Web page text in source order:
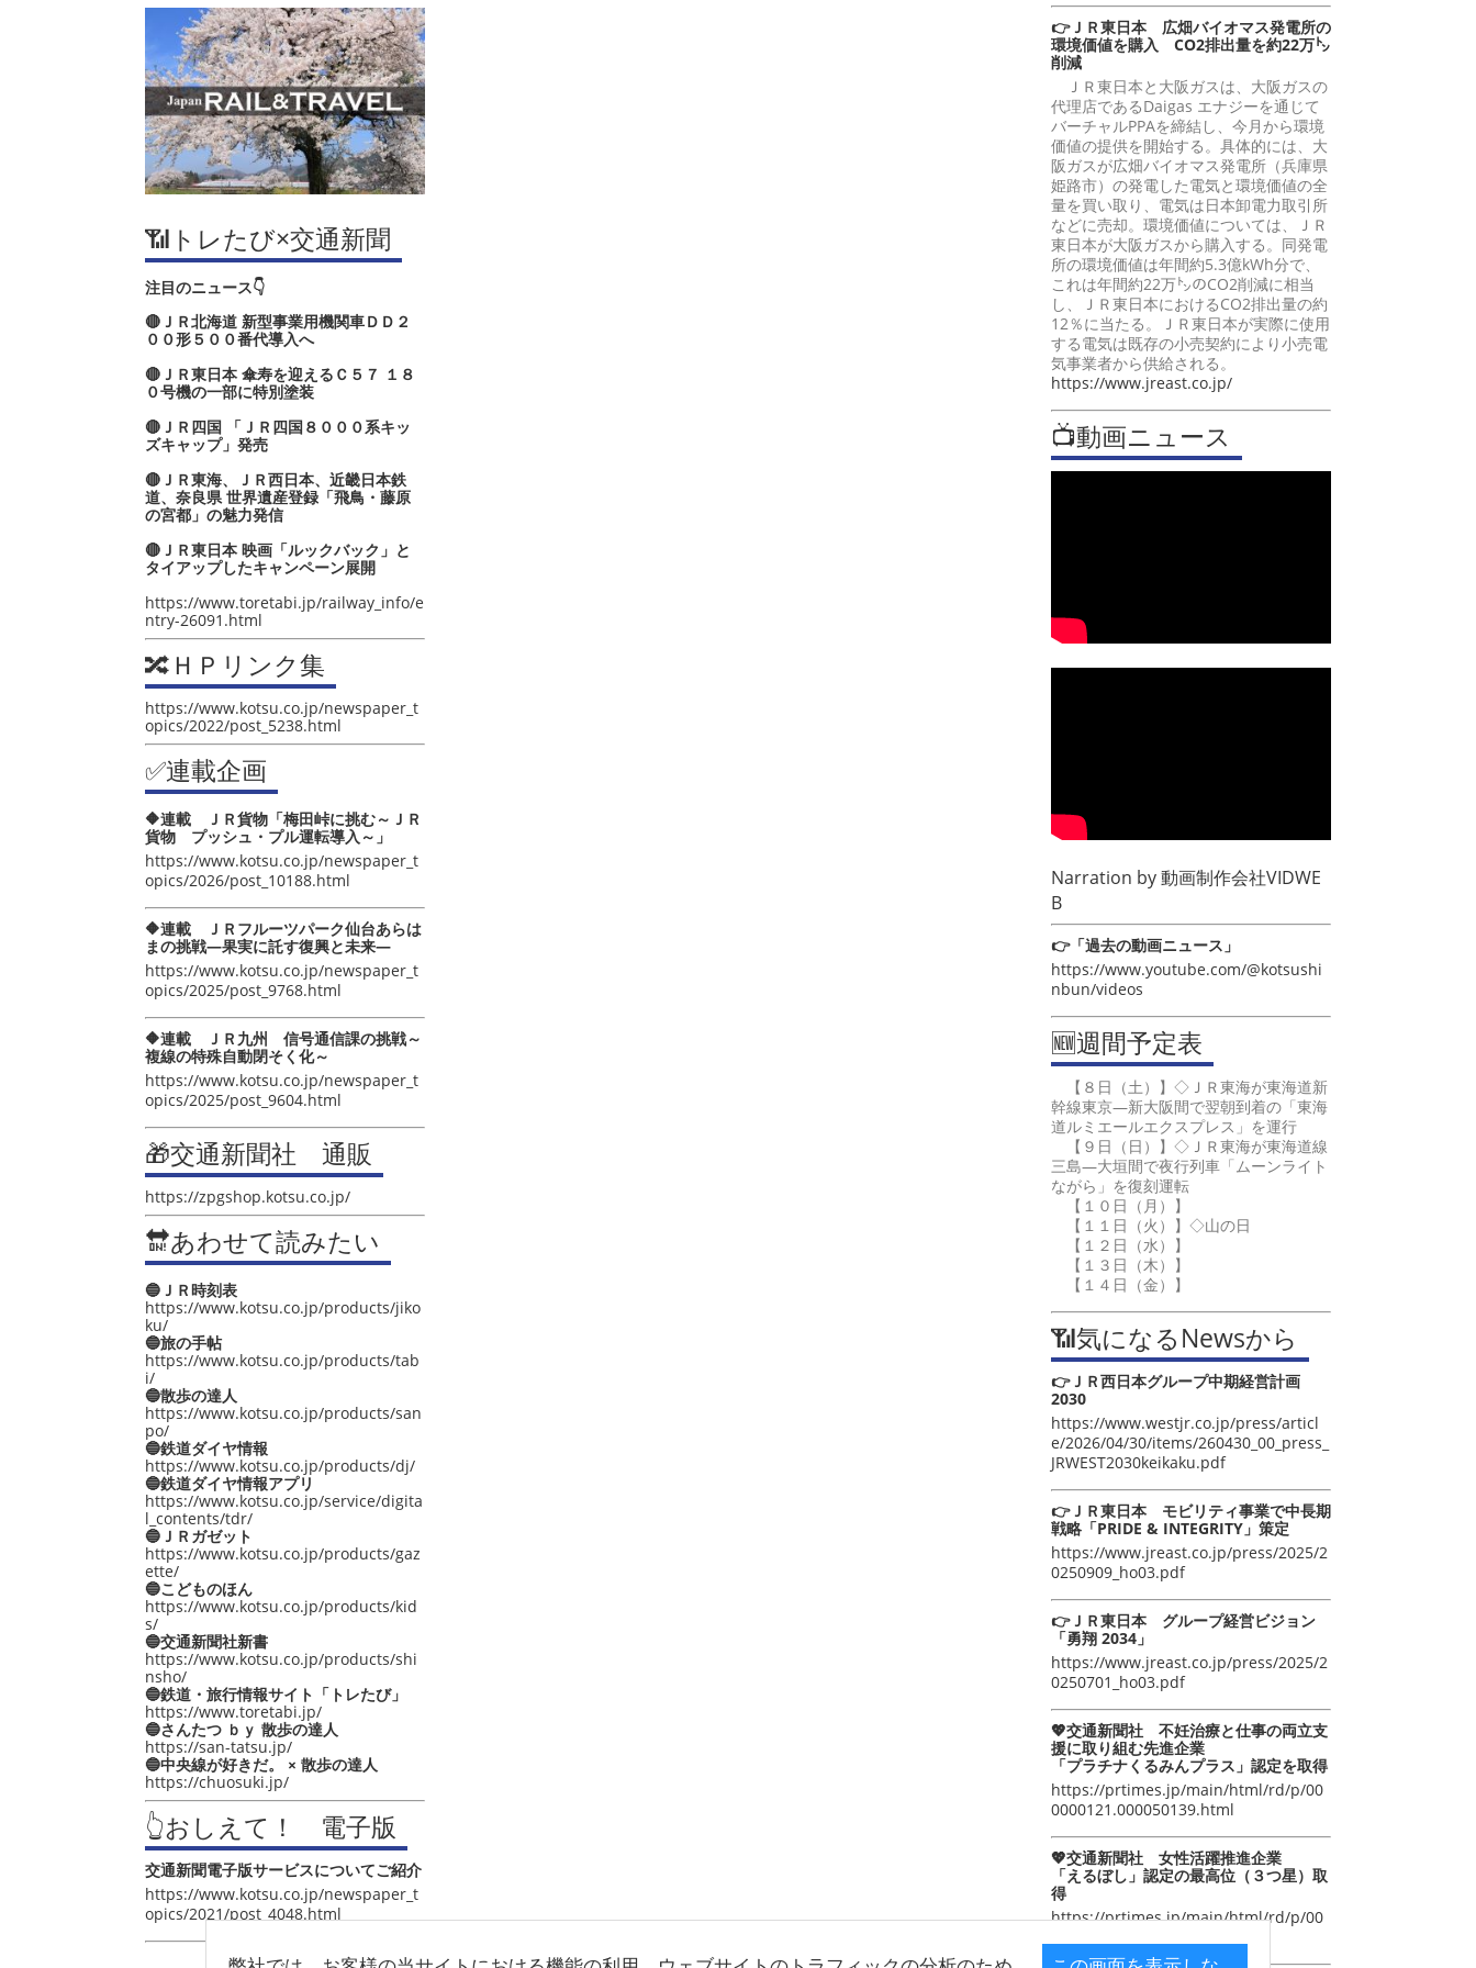
📶トレたび×交通新聞
注目のニュース👇
🔴ＪＲ北海道 新型事業用機関車ＤＤ２
００形５００番代導入へ
🔴ＪＲ東日本 傘寿を迎えるＣ５７ １８
０号機の一部に特別塗装
🔴ＪＲ四国 「ＪＲ四国８０００系キッ
ズキャップ」発売
🔴ＪＲ東海、ＪＲ西日本、近畿日本鉄
道、奈良県 世界遺産登録「飛鳥・藤原
の宮都」の魅力発信
🔴ＪＲ東日本 映画「ルックバック」と
タイアップしたキャンペーン展開
https://www.toretabi.jp/railway_info/e
ntry-26091.html
🔀ＨＰリンク集
https://www.kotsu.co.jp/newspaper_t
opics/2022/post_5238.html
✅連載企画
🔶連載 ＪＲ貨物「梅田峠に挑む～ＪＲ
貨物 プッシュ・プル運転導入～」
https://www.kotsu.co.jp/newspaper_t
opics/2026/post_10188.html
🔶連載 ＪＲフルーツパーク仙台あらは
まの挑戦―果実に託す復興と未来―
https://www.kotsu.co.jp/newspaper_t
opics/2025/post_9768.html
🔶連載 ＪＲ九州 信号通信課の挑戦～
複線の特殊自動閉そく化～
https://www.kotsu.co.jp/newspaper_t
opics/2025/post_9604.html
🎁交通新聞社 通販
https://zpgshop.kotsu.co.jp/
🔛あわせて読みたい
🔵ＪＲ時刻表
https://www.kotsu.co.jp/products/jiko
ku/
🔵旅の手帖
https://www.kotsu.co.jp/products/tab
i/
🔵散歩の達人
https://www.kotsu.co.jp/products/san
po/
🔵鉄道ダイヤ情報
https://www.kotsu.co.jp/products/dj/
🔵鉄道ダイヤ情報アプリ
https://www.kotsu.co.jp/service/digita
l_contents/tdr/
🔵ＪＲガゼット
https://www.kotsu.co.jp/products/gaz
ette/
🔵こどものほん
https://www.kotsu.co.jp/products/kid
s/
🔵交通新聞社新書
https://www.kotsu.co.jp/products/shi
nsho/
🔵鉄道・旅行情報サイト「トレたび」
https://www.toretabi.jp/
🔵さんたつ ｂｙ 散歩の達人
https://san-tatsu.jp/
🔵中央線が好きだ。 × 散歩の達人
https://chuosuki.jp/
👆おしえて！ 電子版
交通新聞電子版サービスについてご紹介
https://www.kotsu.co.jp/newspaper_t
opics/2021/post_4048.html
👉ＪＲ東日本 広畑バイオマス発電所の
環境価値を購入 CO2排出量を約22万㌧
削減
ＪＲ東日本と大阪ガスは、大阪ガスの
代理店であるDaigas エナジーを通じて
バーチャルPPAを締結し、今月から環境
価値の提供を開始する。具体的には、大
阪ガスが広畑バイオマス発電所（兵庫県
姫路市）の発電した電気と環境価値の全
量を買い取り、電気は日本卸電力取引所
などに売却。環境価値については、ＪＲ
東日本が大阪ガスから購入する。同発電
所の環境価値は年間約5.3億kWh分で、
これは年間約22万㌧のCO2削減に相当
し、ＪＲ東日本におけるCO2排出量の約
12％に当たる。ＪＲ東日本が実際に使用
する電気は既存の小売契約により小売電
気事業者から供給される。
https://www.jreast.co.jp/
📺動画ニュース
Narration by動画制作会社VIDWE
B
👉「過去の動画ニュース」
https://www.youtube.com/@kotsushi
nbun/videos
🆕週間予定表
【８日（土）】◇ＪＲ東海が東海道新
幹線東京―新大阪間で翌朝到着の「東海
道ルミエールエクスプレス」を運行
【９日（日）】◇ＪＲ東海が東海道線
三島―大垣間で夜行列車「ムーンライト
ながら」を復刻運転
【１０日（月）】
【１１日（火）】◇山の日
【１２日（水）】
【１３日（木）】
【１４日（金）】
📶気になるNewsから
👉ＪＲ西日本グループ中期経営計画
2030
https://www.westjr.co.jp/press/articl
e/2026/04/30/items/260430_00_press_
JRWEST2030keikaku.pdf
👉ＪＲ東日本 モビリティ事業で中長期
戦略「PRIDE & INTEGRITY」策定
https://www.jreast.co.jp/press/2025/2
0250909_ho03.pdf
👉ＪＲ東日本 グループ経営ビジョン
「勇翔 2034」
https://www.jreast.co.jp/press/2025/2
0250701_ho03.pdf
💖交通新聞社 不妊治療と仕事の両立支
援に取り組む先進企業
「プラチナくるみんプラス」認定を取得
https://prtimes.jp/main/html/rd/p/00
0000121.000050139.html
💖交通新聞社 女性活躍推進企業
「えるぼし」認定の最高位（３つ星）取
得
https://prtimes.jp/main/html/rd/p/00